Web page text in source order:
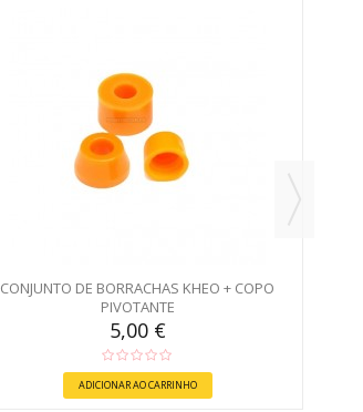
CONJUNTO DE BORRACHAS KHEO + COPO
PIVOTANTE
5,00 €
ADICIONAR AO CARRINHO